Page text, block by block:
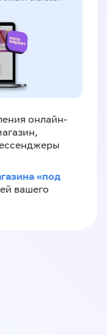
онлайн-
«под
вашего